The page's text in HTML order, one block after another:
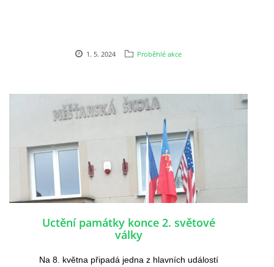
1. 5. 2024 Proběhlé akce
Uctění památky konce 2. světové
války
Na 8. května připadá jedna z hlavních událostí